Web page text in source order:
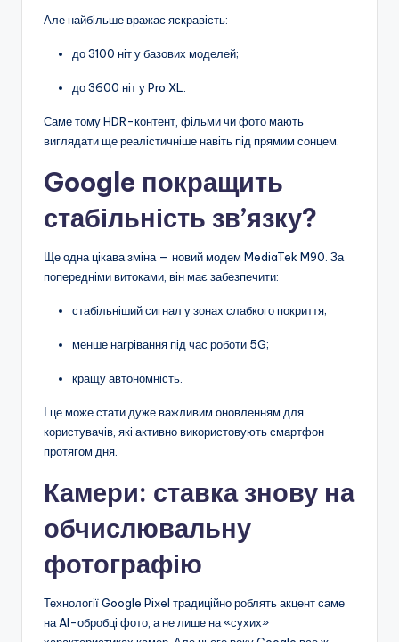
Але найбільше вражає яскравість:
до 3100 ніт у базових моделей;
до 3600 ніт у Pro XL.
Саме тому HDR-контент, фільми чи фото мають
виглядати ще реалістичніше навіть під прямим сонцем.
Google покращить
стабільність зв’язку?
Ще одна цікава зміна — новий модем MediaTek M90. За
попередніми витоками, він має забезпечити:
стабільніший сигнал у зонах слабкого покриття;
менше нагрівання під час роботи 5G;
кращу автономність.
І це може стати дуже важливим оновленням для
користувачів, які активно використовують смартфон
протягом дня.
Камери: ставка знову на
обчислювальну
фотографію
Технології Google Pixel традиційно роблять акцент саме
на AI-обробці фото, а не лише на «сухих»